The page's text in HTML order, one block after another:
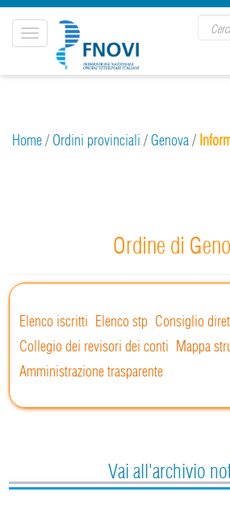
Toggle
navigation
Home/ Ordini provinciali /Genova/
Ordine di
Elenco iscritti Elenco stp Consiglio
Collegio dei revisori dei conti Mappa
Amministrazione trasparente
Vai all'archivio